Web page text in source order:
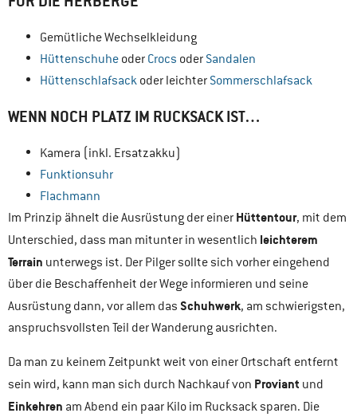
Gemütliche Wechselkleidung
Hüttenschuhe oder Crocs oder Sandalen
Hüttenschlafsack oder leichter Sommerschlafsack
WENN NOCH PLATZ IM RUCKSACK IST…
Kamera (inkl. Ersatzakku)
Funktionsuhr
Flachmann
Im Prinzip ähnelt die Ausrüstung der einer Hüttentour, mit dem
Unterschied, dass man mitunter in wesentlich leichterem
Terrain unterwegs ist. Der Pilger sollte sich vorher eingehend
über die Beschaffenheit der Wege informieren und seine
Ausrüstung dann, vor allem das Schuhwerk, am schwierigsten,
anspruchsvollsten Teil der Wanderung ausrichten.
Da man zu keinem Zeitpunkt weit von einer Ortschaft entfernt
sein wird, kann man sich durch Nachkauf von Proviant und
Einkehren am Abend ein paar Kilo im Rucksack sparen. Die